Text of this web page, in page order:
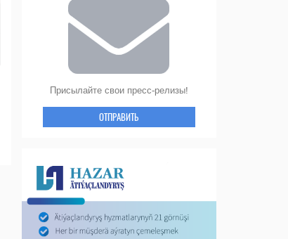
Присылайте свои пресс-релизы!
ОТПРАВИТЬ